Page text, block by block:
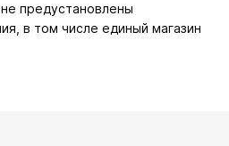
предустановлены
в том числе единый магазин